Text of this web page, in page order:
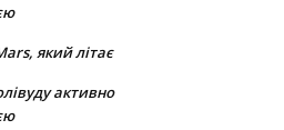
який літає
активно